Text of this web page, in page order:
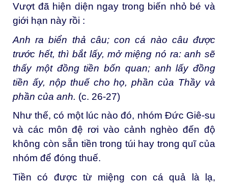
Vượt đã hiện diện ngay trong biến nhỏ bé và
giới hạn này rồi :
Anh ra biển thả câu; con cá nào câu được
trước hết, thì bắt lấy, mở miệng nó ra: anh sẽ
thấy một đồng tiền bốn quan; anh lấy đồng
tiền ấy, nộp thuế cho họ, phần của Thầy và
phần của anh. (c. 26-27)
Như thế, có một lúc nào đó, nhóm Đức Giê-su
và các môn đệ rơi vào cảnh nghèo đến độ
không còn sẵn tiền trong túi hay trong quĩ của
nhóm để đóng thuế.
Tiền có được từ miệng con cá quả là lạ,